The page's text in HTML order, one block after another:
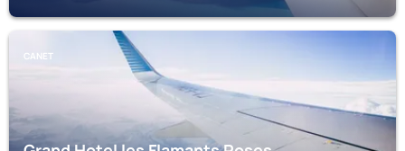
CANET